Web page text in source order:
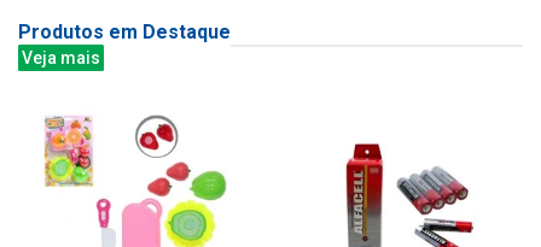
Produtos em Destaque
Veja mais